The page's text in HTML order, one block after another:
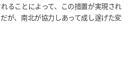
ることによって、この措置が実現され
が、南北が協力しあって成し遂げた変